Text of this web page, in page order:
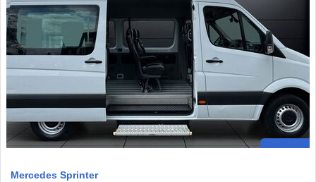
Mercedes Sprinter